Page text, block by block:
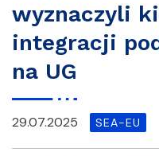
wyznaczyli
integracji
na UG
29.07.2025 SEA-EU